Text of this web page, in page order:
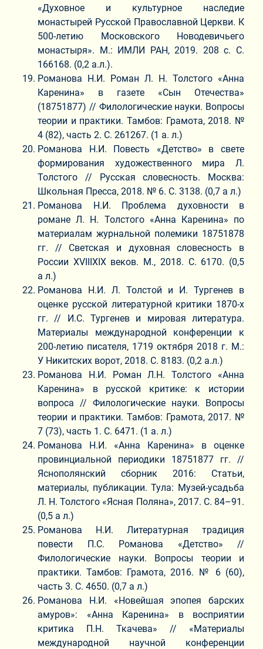
«Духовное и культурное наследие
монастырей Русской Православной Церкви. К
500-летию Московского Новодевичьего
монастыря». М.: ИМЛИ РАН, 2019. 208 с. С.
166168. (0,2 а.л.).
Романова Н.И. Роман Л. Н. Толстого «Анна
Каренина» в газете «Сын Отечества»
(18751877) // Филологические науки. Вопросы
теории и практики. Тамбов: Грамота, 2018. №
4 (82), часть 2. С. 261267. (1 а. л.)
Романова Н.И. Повесть «Детство» в свете
формирования художественного мира Л.
Толстого // Русская словесность. Москва:
Школьная Пресса, 2018. № 6. С. 3138. (0,7 а л.)
Романова Н.И. Проблема духовности в
романе Л. Н. Толстого «Анна Каренина» по
материалам журнальной полемики 18751878
гг. // Светская и духовная словесность в
России XVIIIXIX веков. М., 2018. С. 6170. (0,5
а л.)
Романова Н.И. Л. Толстой и И. Тургенев в
оценке русской литературной критики 1870-х
гг. // И.С. Тургенев и мировая литература.
Материалы международной конференции к
200-летию писателя, 1719 октября 2018 г. М.:
У Никитских ворот, 2018. С. 8183. (0,2 а.л.)
Романова Н.И. Роман Л.Н. Толстого «Анна
Каренина» в русской критике: к истории
вопроса // Филологические науки. Вопросы
теории и практики. Тамбов: Грамота, 2017. №
7 (73), часть 1. С. 6471. (1 а. л.)
Романова Н.И. «Анна Каренина» в оценке
провинциальной периодики 18751877 гг. //
Яснополянский сборник 2016: Статьи,
материалы, публикации. Тула: Музей-усадьба
Л. Н. Толстого «Ясная Поляна», 2017. С. 84–91.
(0,5 а л.)
Романова Н.И. Литературная традиция
повести П.С. Романова «Детство» //
Филологические науки. Вопросы теории и
практики. Тамбов: Грамота, 2016. № 6 (60),
часть 3. С. 4650. (0,7 а л.)
Романова Н.И. «Новейшая эпопея барских
амуров»: «Анна Каренина» в восприятии
критика П.Н. Ткачева» // «Материалы
международной научной конференции